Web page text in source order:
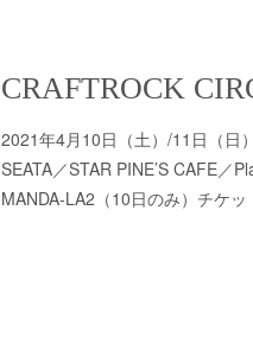
CRAFTROCK
2021年4月10日（土）/11日（日
SEATA／STAR PINE’S CAFE／
MANDA-LA2（10日のみ）チケ